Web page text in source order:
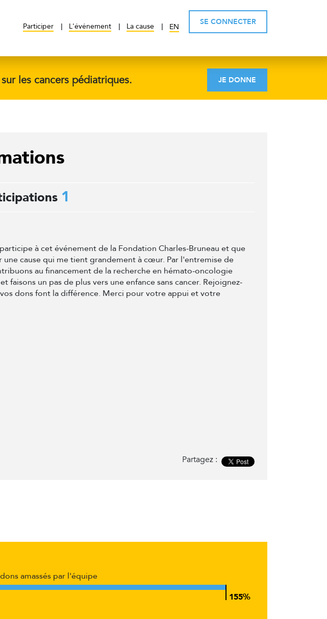
Participer L'événement La cause EN
SE CONNECTER
les cancers pédiatriques. JE DONNE
1
à cet événement de la Fondation Charles-Bruneau et que
une cause qui me tient grandement à cœur. Par l'entremise de
au financement de la recherche en hémato-oncologie
faisons un pas de plus vers une enfance sans cancer. Rejoignez-
dons font la différence. Merci pour votre appui et votre
Partagez :
amassés par l'équipe